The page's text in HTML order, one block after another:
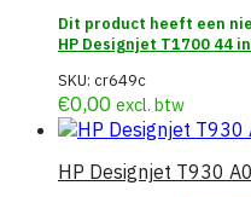
Dit product heeft een
HP Designjet T1700 44
SKU: cr649c
€0,00 excl. btw
HP Designjet T930